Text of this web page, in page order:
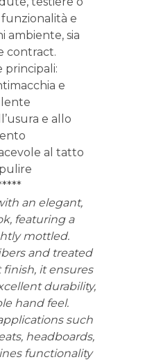
e
ambiente, sia
contract.
principali:
e
e allo
al tatto
an elegant,
featuring a
mottled.
and treated
it ensures
durability,
hand feel.
such
headboards,
functionality